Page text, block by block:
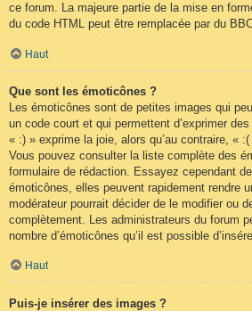
ce forum. La majeure partie de la mise en
du code HTML peut être remplacée par du
Haut
Que sont les émoticônes ?
Les émoticônes sont de petites images qui
un code court et qui permettent d’exprimer
« :) » exprime la joie, alors qu’au contraire, «
Vous pouvez consulter la liste complète des
formulaire de rédaction. Essayez cependant
émoticônes, elles peuvent rapidement rendre
modérateur pourrait décider de le modifier ou
complètement. Les administrateurs du forum
nombre d’émoticônes qu’il est possible
Haut
Puis-je insérer des images ?